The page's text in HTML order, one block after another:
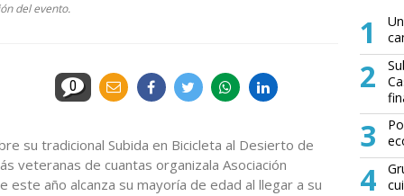
del evento.
0
su tradicional Subida en Bicicleta al Desierto de
veteranas de cuantas organizala Asociación
este año alcanza su mayoría de edad al llegar a su
1
2
3
4